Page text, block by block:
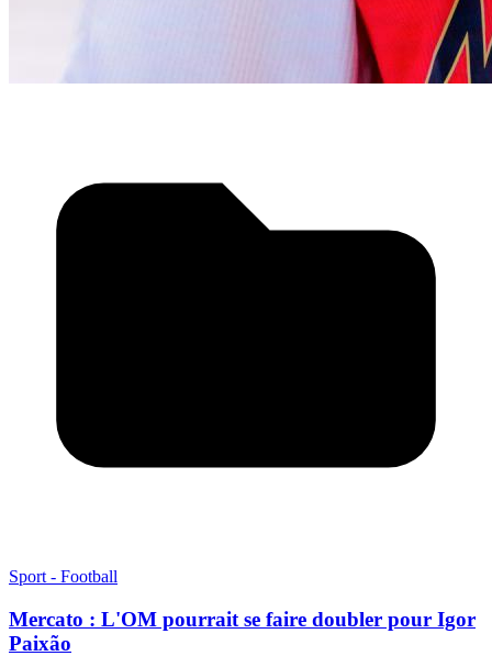
Sport - Football
Mercato : L'OM pourrait se faire doubler pour Igor
Paixão